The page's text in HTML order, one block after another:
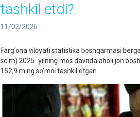
tashkil etdi?
11/02/2026
Farg‘ona viloyati statistika boshqarmasi
so‘m) 2025- yilning mos davrida aholi jon
152,9 ming so‘mni tashkil etgan.